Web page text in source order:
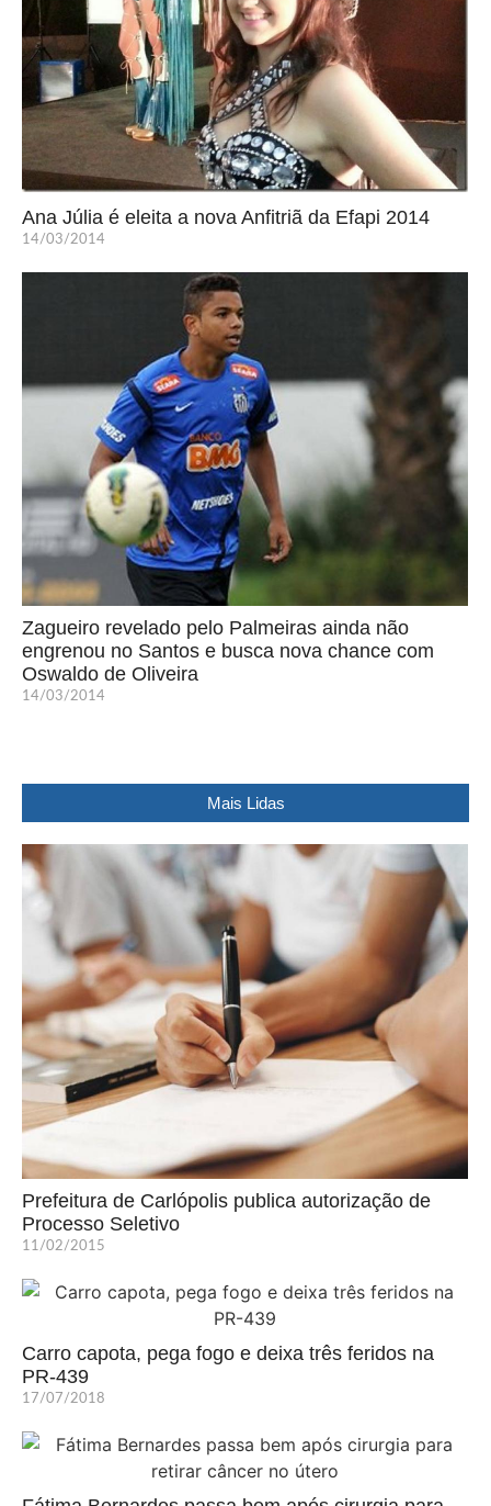
Ana Júlia é eleita a nova Anfitriã da Efapi 2014
14/03/2014
Zagueiro revelado pelo Palmeiras ainda não
engrenou no Santos e busca nova chance com
Oswaldo de Oliveira
14/03/2014
Mais Lidas
Prefeitura de Carlópolis publica autorização de
Processo Seletivo
11/02/2015
Carro capota, pega fogo e deixa três feridos na
PR-439
17/07/2018